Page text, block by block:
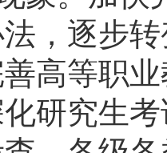
，逐步
高等职
研究生